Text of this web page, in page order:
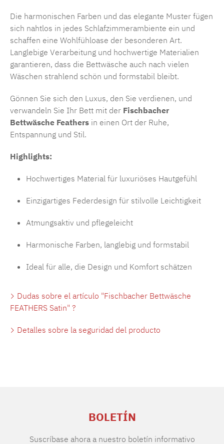
Die harmonischen Farben und das elegante Muster fügen
sich nahtlos in jedes Schlafzimmerambiente ein und
schaffen eine Wohlfühloase der besonderen Art.
Langlebige Verarbeitung und hochwertige Materialien
garantieren, dass die Bettwäsche auch nach vielen
Wäschen strahlend schön und formstabil bleibt.
Gönnen Sie sich den Luxus, den Sie verdienen, und
verwandeln Sie Ihr Bett mit der Fischbacher
Bettwäsche Feathers in einen Ort der Ruhe,
Entspannung und Stil.
Highlights:
Hochwertiges Material für luxuriöses Hautgefühl
Einzigartiges Federdesign für stilvolle Leichtigkeit
Atmungsaktiv und pflegeleicht
Harmonische Farben, langlebig und formstabil
Ideal für alle, die Design und Komfort schätzen
Dudas sobre el artículo "Fischbacher Bettwäsche
FEATHERS Satin" ?
Detalles sobre la seguridad del producto
BOLETÍN
Suscríbase ahora a nuestro boletín informativo